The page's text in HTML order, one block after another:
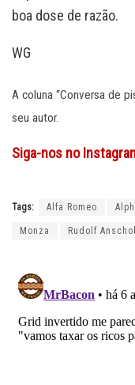
boa dose de razão.
WG
A coluna “Conversa de
seu autor.
Siga-nos no
Tags: Alfa Romeo
Monza Rudolf